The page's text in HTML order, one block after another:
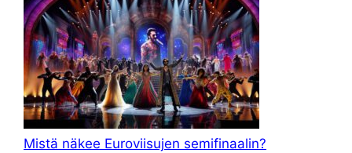
Mistä näkee Euroviisujen semifinaalin?